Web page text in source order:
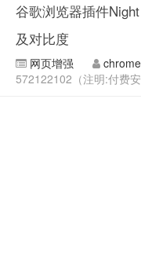
谷歌浏览器插件
及对比度
网页增强
572122102（注明:付费安